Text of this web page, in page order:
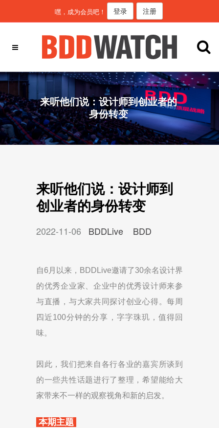
嘿，成为会员吧！ 登录 注册
来听他们说：设计师到创业者的
身份转变
来听他们说：设计师到
创业者的身份转变
2022-11-06 BDDLive BDD
​自6月以来，BDDLive邀请了30余名设计界
的优秀企业家、企业中的优秀设计师来参
与直播，与大家共同探讨创业心得。每周
四近100分钟的分享，字字珠玑，值得回
味。
因此，我们把来自各行各业的嘉宾所谈到
的一些共性话题进行了整理，希望能给大
家带来不一样的观察视角和新的启发。
本期主题